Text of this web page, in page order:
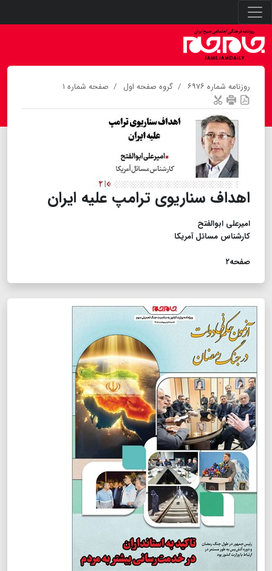
روزنامه شماره ۶۹۷۶ گروه صفحه اول صفحه شماره ۱
اهداف سناریوی ترامپ علیه ایران
امیرعلی ابوالفتح
کارشناس مسائل آمریکا
​​​​​​​صفحه۲